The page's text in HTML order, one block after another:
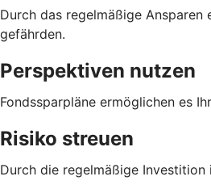
Durch das regelmäßige
gefährden.
Perspektiven nutzen
Fondssparpläne ermöglichen es
Risiko streuen
Durch die regelmäßige Investition